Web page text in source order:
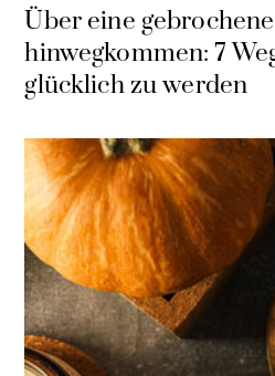
Über eine
hinwegkommen: 7
glücklich zu werden